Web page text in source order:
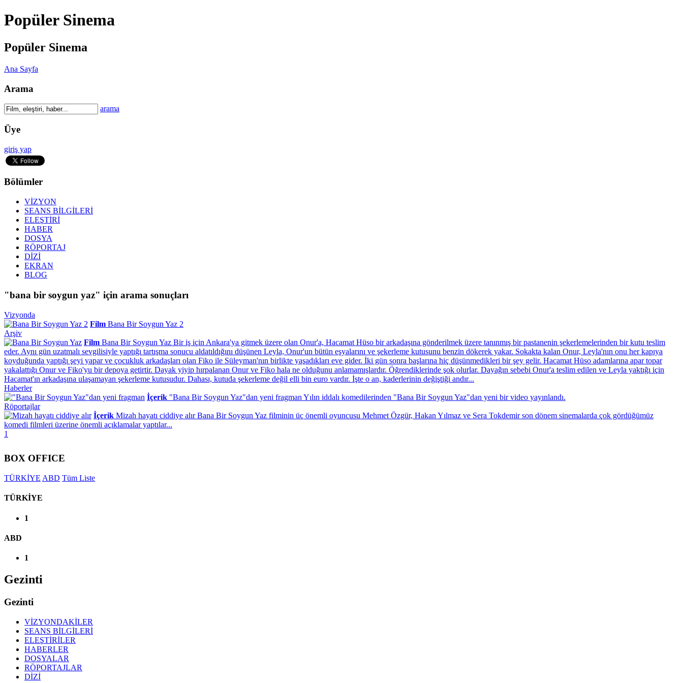
Popüler Sinema
Popüler Sinema
Ana Sayfa
Arama
arama
Üye
giriş yap
Bölümler
VİZYON
SEANS BİLGİLERİ
ELEŞTİRİ
HABER
DOSYA
RÖPORTAJ
DİZİ
EKRAN
BLOG
"bana bir soygun yaz" için arama sonuçları
Vizyonda
Film Bana Bir Soygun Yaz 2
Arşiv
Film Bana Bir Soygun Yaz Bir iş için Ankara'ya gitmek üzere olan Onur'a, Hacamat Hüso bir arkadaşına gönderilmek üzere tanınmış bir pastanenin şekerlemelerinden bir kutu teslim
eder. Aynı gün uzatmalı sevgilisiyle yaptığı tartışma sonucu aldatıldığını düşünen Leyla, Onur'un bütün eşyalarını ve şekerleme kutusunu benzin dökerek yakar. Sokakta kalan Onur, Leyla'nın onu her kapıya
koyduğunda yaptığı şeyi yapar ve çocukluk arkadaşları olan Fiko ile Süleyman'nın birlikte yaşadıkları eve gider. İki gün sonra başlarına hiç düşünmedikleri bir şey gelir. Hacamat Hüso adamlarına apar topar
yakalattığı Onur ve Fiko'yu bir depoya getirtir. Dayak yiyip hırpalanan Onur ve Fiko hala ne olduğunu anlamamışlardır. Öğrendiklerinde şok olurlar. Dayağın sebebi Onur'a teslim edilen ve Leyla yaktığı için
Hacamat'ın arkadaşına ulaşamayan şekerleme kutusudur. Dahası, kutuda şekerleme değil elli bin euro vardır. İşte o an, kaderlerinin değiştiği andır...
Haberler
İçerik "Bana Bir Soygun Yaz"dan yeni fragman Yılın iddalı komedilerinden "Bana Bir Soygun Yaz"dan yeni bir video yayınlandı.
Röportajlar
İçerik Mizah hayatı ciddiye alır Bana Bir Soygun Yaz filminin üç önemli oyuncusu Mehmet Özgür, Hakan Yılmaz ve Sera Tokdemir son dönem sinemalarda çok gördüğümüz
komedi filmleri üzerine önemli açıklamalar yaptılar...
1
BOX OFFICE
TÜRKİYE ABD Tüm Liste
TÜRKİYE
1
ABD
1
Gezinti
Gezinti
VİZYONDAKİLER
SEANS BİLGİLERİ
ELEŞTİRİLER
HABERLER
DOSYALAR
RÖPORTAJLAR
DİZİ